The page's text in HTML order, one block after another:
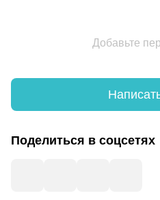
Добавьте
Поделиться в соцсетях